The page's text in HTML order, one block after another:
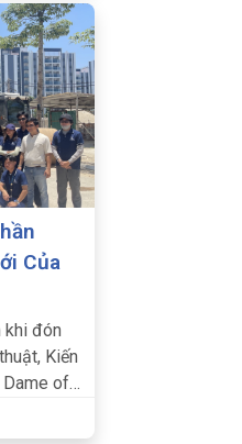
Của
khi đón
Kiến
of
và